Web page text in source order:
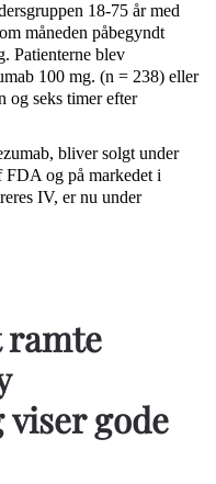
18-75 år med
måneden påbegyndt
Patienterne blev
100 mg. (n = 238) eller
og seks timer efter
bliver solgt under
FDA og på markedet i
IV, er nu under
ramte
gode